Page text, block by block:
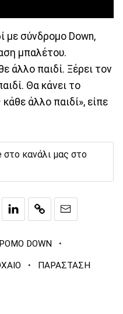
με σύνδρομο Down,
μπαλέτου.
άλλο παιδί. Ξέρει τον
Θα κάνει το
άλλο παιδί», είπε
κανάλι μας στο
DOWN ·
· ΠΑΡΑΣΤΑΣΗ